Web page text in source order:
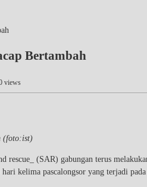
Bertambah
views
(foto:ist)
rescue_ (SAR) gabungan terus
kelima pascalongsor yang terjadi